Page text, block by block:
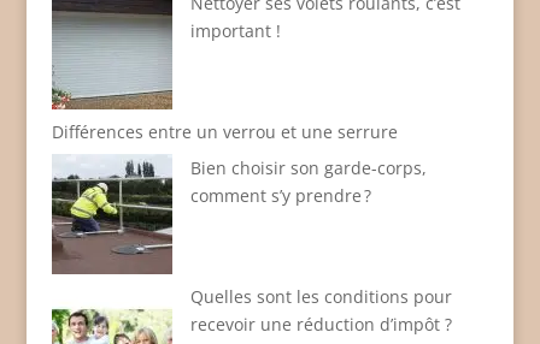
important !
Différences entre un verrou et une serrure
Bien choisir son garde-corps,
comment s’y prendre ?
Quelles sont les conditions pour
recevoir une réduction d’impôt ?